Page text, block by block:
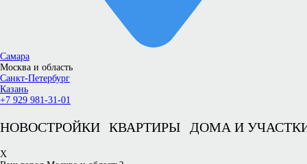
Самара
Москва и область
Санкт-Петербург
Казань
+7 929 981-31-01
НОВОСТРОЙКИ КВАРТИРЫ ДОМА И
X